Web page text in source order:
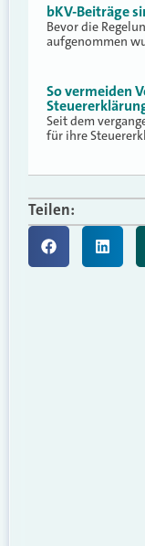
bKV-Beiträge
Bevor die
aufgenommen
So vermeiden
Seit dem
für ihre
Teilen: